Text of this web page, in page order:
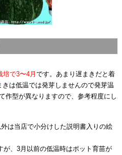
培で3〜4月 です。あまり遅まきだと着
は低温では発芽しませんので発芽温
作型が異なりますので、参考程度にし
は当店で小分けした説明書入りの絵
が、3月以前の低温時はポット育苗が